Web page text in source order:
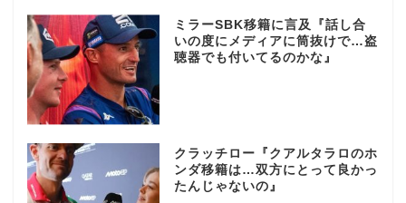
ミラーSBK移籍に言及『話し合
いの度にメディアに筒抜けで…盗
聴器でも付いてるのかな』
クラッチロー『クアルタラロのホ
ンダ移籍は…双方にとって良かっ
たんじゃないの』